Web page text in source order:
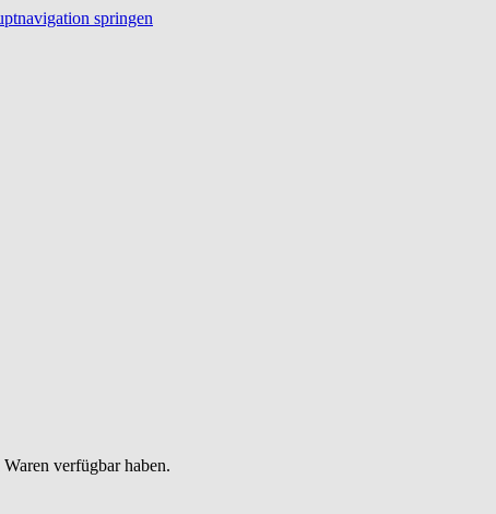
springen
verfügbar haben.